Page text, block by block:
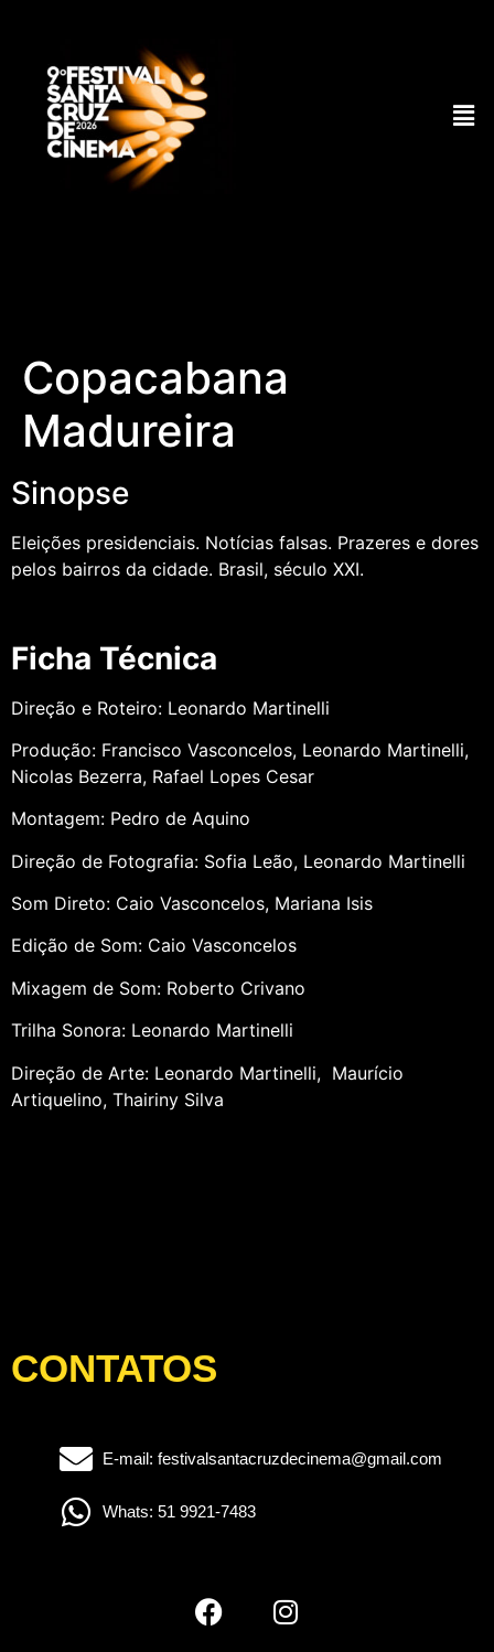
Copacabana
Madureira
Sinopse
Eleições presidenciais. Notícias falsas. Prazeres e dores
pelos bairros da cidade. Brasil, século XXI.
Ficha Técnica
Direção e Roteiro: Leonardo Martinelli
Produção: Francisco Vasconcelos, Leonardo Martinelli,
Nicolas Bezerra, Rafael Lopes Cesar
Montagem: Pedro de Aquino
Direção de Fotografia: Sofia Leão, Leonardo Martinelli
Som Direto: Caio Vasconcelos, Mariana Isis
Edição de Som: Caio Vasconcelos
Mixagem de Som: Roberto Crivano
Trilha Sonora: Leonardo Martinelli
Direção de Arte: Leonardo Martinelli, Maurício
Artiquelino, Thairiny Silva
CONTATOS
E-mail: festivalsantacruzdecinema@gmail.com
Whats: 51 9921-7483